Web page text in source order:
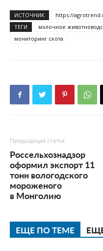
ИСТОЧНИК
https://
ТЕГИ
молочное
мониторинг скота
Предыдущая статья
Россельхознадзор
оформил экспорт 11
тонн вологодского
мороженого
в Монголию
ЕЩЕ ПО ТЕМЕ